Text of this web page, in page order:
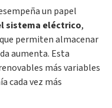
un papel
sistema eléctrico,
permiten almacenar
aumenta. Esta
más variables
cada vez más